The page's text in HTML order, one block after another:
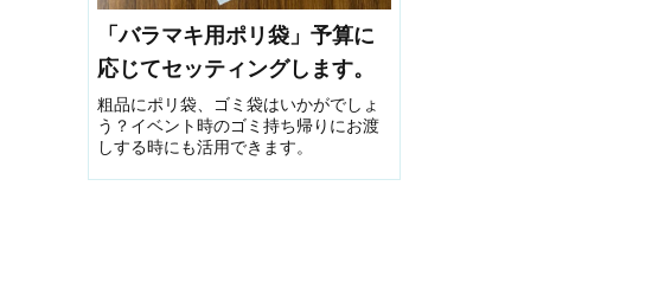
「バラマキ用ポリ袋」予算に
応じてセッティングします。
粗品にポリ袋、ゴミ袋はいかがでしょ
う？イベント時のゴミ持ち帰りにお渡
しする時にも活用できます。